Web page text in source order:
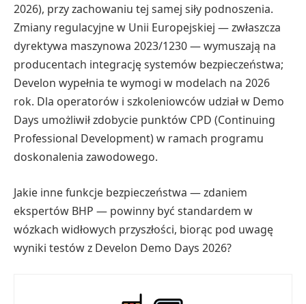
2026), przy zachowaniu tej samej siły podnoszenia.
Zmiany regulacyjne w Unii Europejskiej — zwłaszcza
dyrektywa maszynowa 2023/1230 — wymuszają na
producentach integrację systemów bezpieczeństwa;
Develon wypełnia te wymogi w modelach na 2026
rok. Dla operatorów i szkoleniowców udział w Demo
Days umożliwił zdobycie punktów CPD (Continuing
Professional Development) w ramach programu
doskonalenia zawodowego.
Jakie inne funkcje bezpieczeństwa — zdaniem
ekspertów BHP — powinny być standardem w
wózkach widłowych przyszłości, biorąc pod uwagę
wyniki testów z Develon Demo Days 2026?